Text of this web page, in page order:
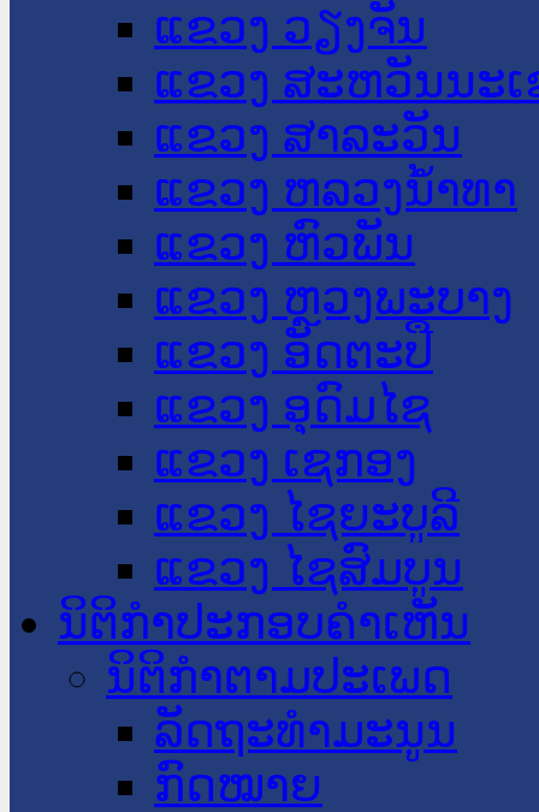
ແຂວງ ວຽງຈັນ
ແຂວງ ສະຫວັນນະ
ແຂວງ ສາລະວັນ
ແຂວງ ຫລວງນໍ້າທາ
ແຂວງ ຫົວພັນ
ແຂວງ ຫຼວງພະບາງ
ແຂວງ ອັດຕະປື
ແຂວງ ອຸດົມໄຊ
ແຂວງ ເຊກອງ
ແຂວງ ໄຊຍະບູລີ
ແຂວງ ໄຊສົມບູນ
ນິຕິກໍາປະກອບຄໍາເຫັນ
ນິຕິກໍາຕາມປະເພດ
ລັດຖະທໍາມະນູນ
ກົດໝາຍ